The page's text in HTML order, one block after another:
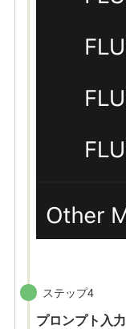
ステップ4
プロンプト入力